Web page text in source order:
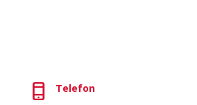
Telefon